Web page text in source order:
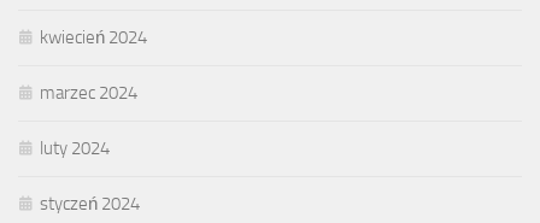
kwiecień 2024
marzec 2024
luty 2024
styczeń 2024